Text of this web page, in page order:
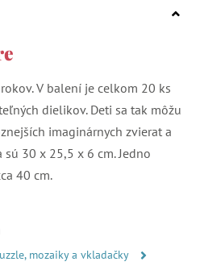
V balení je celkom 20 ks
dielikov. Deti sa tak môžu
imaginárnych zvierat a
30 x 25,5 x 6 cm. Jedno
40 cm.
mozaiky a vkladačky